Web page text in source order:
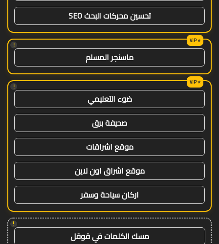
تحسين محركات البحث SEO
!
ماسنجر المسلم
!
ضوء التعليمي
صحيفة برق
موقع اشراقات
موقع اشراق اون لاين
اركان سياحة وسفر
!
مسك الكلمات في قوقل